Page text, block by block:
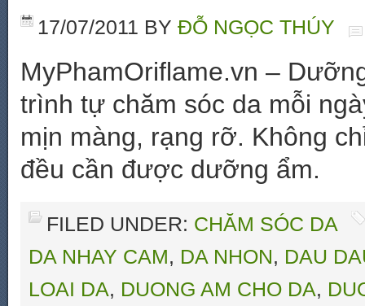
17/07/2011 BY ĐỖ NGỌC THÚY
MyPhamOriflame.vn –
trình tự chăm sóc da mỗi
mịn màng, rạng rỡ. Không
đều cần được dưỡng ẩm.
FILED UNDER: CHĂM SÓC DA
DA NHAY CAM, DA NHON, DAU
LOAI DA, DUONG AM CHO DA,